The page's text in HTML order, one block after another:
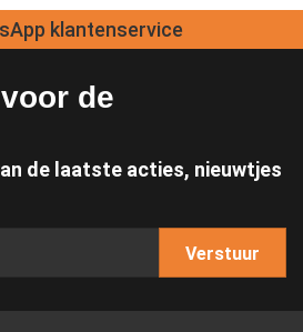
klantenservice
de
de laatste acties, nieuwtjes
Verstuur